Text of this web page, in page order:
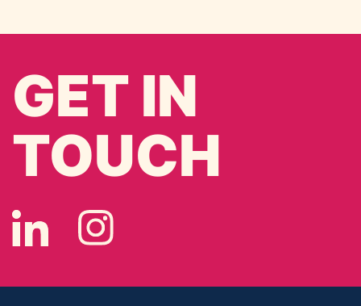
GET IN
TOUCH